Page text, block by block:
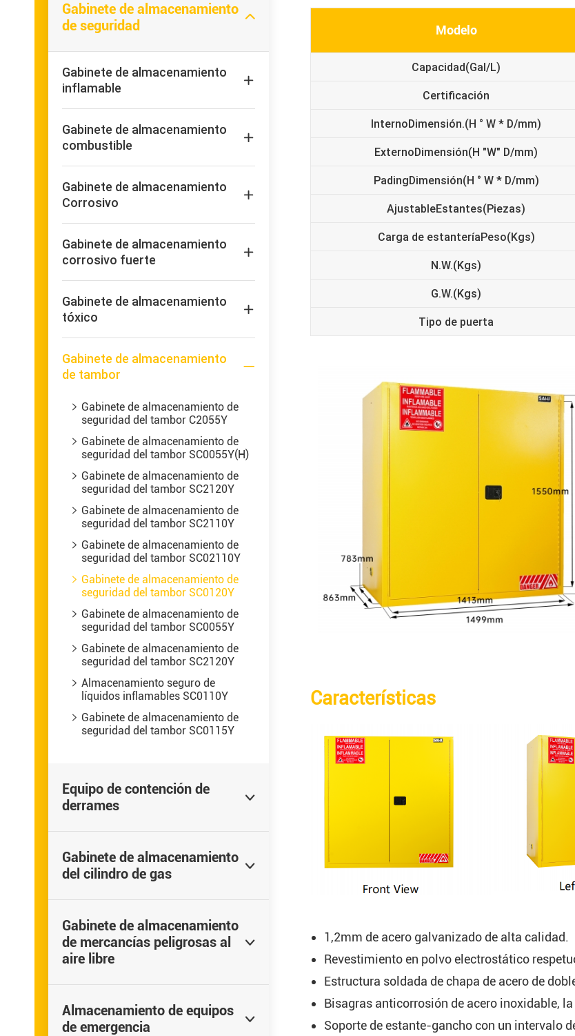
Gabinete de almacenamiento
de seguridad

Gabinete de almacenamiento
inflamable

Gabinete de almacenamiento
combustible

Gabinete de almacenamiento
Corrosivo

Gabinete de almacenamiento
corrosivo fuerte

Gabinete de almacenamiento
tóxico

Gabinete de almacenamiento
de tambor


Gabinete de almacenamiento de
seguridad del tambor C2055Y

Gabinete de almacenamiento de
seguridad del tambor SC0055Y(H)

Gabinete de almacenamiento de
seguridad del tambor SC2120Y

Gabinete de almacenamiento de
seguridad del tambor SC2110Y

Gabinete de almacenamiento de
seguridad del tambor SC02110Y

Gabinete de almacenamiento de
seguridad del tambor SC0120Y

Gabinete de almacenamiento de
seguridad del tambor SC0055Y

Gabinete de almacenamiento de
seguridad del tambor SC2120Y
 Almacenamiento seguro de
líquidos inflamables SC0110Y

Gabinete de almacenamiento de
seguridad del tambor SC0115Y
Equipo de contención de
derrames

Gabinete de almacenamiento
del cilindro de gas

Gabinete de almacenamiento
de mercancías peligrosas al
aire libre

Almacenamiento de equipos
de emergencia

Modelo
Capacidad(Gal/L)
Certificación
InternoDimensión.(H ° W * D/mm)
ExternoDimensión(H "W" D/mm)
PadingDimensión(H ° W * D/mm)
AjustableEstantes(Piezas)
Carga de estanteríaPeso(Kgs)
N.W.(Kgs)
G.W.(Kgs)
Tipo de puerta
Características
1,2mm de acero galvanizado de alta calidad.
Revestimiento en polvo electrostático
Estructura soldada de chapa de acero de
Bisagras anticorrosión de acero inoxidable,
Soporte de estante-gancho con un intervalo